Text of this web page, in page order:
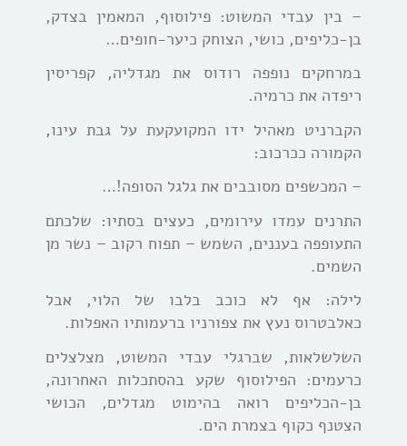
– בין עבדי המשוט: פילוסוף, המאמין בצדק,
בן-כליפים, כושי, הצוחק כיער-חופים…
במרחקים נופפה רודוס את מגדליה, קפריסין
ריפדה את כרמיה.
הקברניט מאהיל ידו המקועקעת על גבת עינו,
הקמורה ככרכוב:
– המכשפים מסובבים את גלגל הסופה!…
התרנים עמדו עירומים, כעצים בסתיו: שלכתם
התעופפה בעננים, השמש – תפוח רקוב – נשר מן
השמים.
לילה: אף לא כוכב בלבו של הלוי, אבל
כאלבטרוס נעץ את צפורניו ברעמותיו האפלות.
השלשלאות, שברגלי עבדי המשוט, מצלצלים
כרעמים: הפילוסוף שקע בהסתכלות האחרונה,
בן-הכליפים רואה בהימוט מגדלים, הכושי
הצטנף כקוף בצמרת הים.